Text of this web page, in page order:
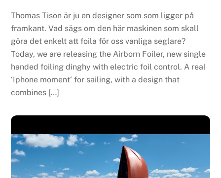
Thomas Tison är ju en designer som som ligger på
framkant. Vad sägs om den här maskinen som skall
göra det enkelt att foila för oss vanliga seglare?
Today, we are releasing the Airborn Foiler, new single
handed foiling dinghy with electric foil control. A real
‘Iphone moment‘ for sailing, with a design that
combines […]